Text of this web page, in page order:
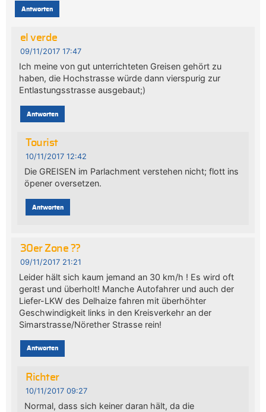
Antworten
el verde
09/11/2017 17:47
Ich meine von gut unterrichteten Greisen gehört zu
haben, die Hochstrasse würde dann vierspurig zur
Entlastungsstrasse ausgebaut;)
Antworten
Tourist
10/11/2017 12:42
Die GREISEN im Parlachment verstehen nicht; flott ins
öpener oversetzen.
Antworten
30er Zone ??
09/11/2017 21:21
Leider hält sich kaum jemand an 30 km/h ! Es wird oft
gerast und überholt! Manche Autofahrer und auch der
Liefer-LKW des Delhaize fahren mit überhöhter
Geschwindigkeit links in den Kreisverkehr an der
Simarstrasse/Nörether Strasse rein!
Antworten
Richter
10/11/2017 09:27
Normal, dass sich keiner daran hält, da die